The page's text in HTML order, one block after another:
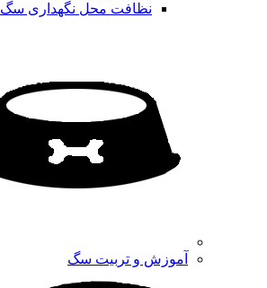
نظافت محل نگهداری سگ
آموزش و تربیت سگ